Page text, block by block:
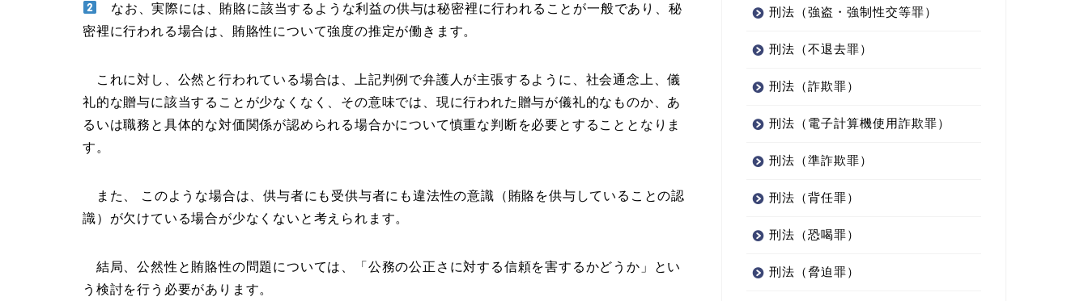
なお、実際には、賄賂に該当するような利益の供与は秘密裡に行われることが一般であり、秘
密裡に行われる場合は、賄賂性について強度の推定が働きます。
これに対し、公然と行われている場合は、上記判例で弁護人が主張するように、社会通念上、儀
礼的な贈与に該当することが少なくなく、その意味では、現に行われた贈与が儀礼的なものか、あ
るいは職務と具体的な対価関係が認められる場合かについて慎重な判断を必要とすることとなりま
す。
また、 このような場合は、供与者にも受供与者にも違法性の意識（賄賂を供与していることの認
識）が欠けている場合が少なくないと考えられます。
結局、公然性と賄賂性の問題については、「公務の公正さに対する信頼を害するかどうか」とい
う検討を行う必要があります。
刑法（強盗・強制性交等罪）
刑法（不退去罪）
刑法（詐欺罪）
刑法（電子計算機使用詐欺罪）
刑法（準詐欺罪）
刑法（背任罪）
刑法（恐喝罪）
刑法（脅迫罪）